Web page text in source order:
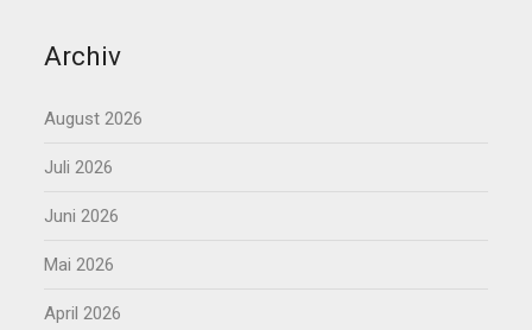
Archiv
August 2026
Juli 2026
Juni 2026
Mai 2026
April 2026